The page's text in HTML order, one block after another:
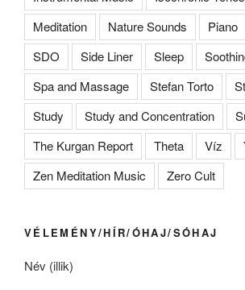
Meditation
Nature Sounds Piano
SDO
Side Liner Sleep
Spa and Massage
Stefan Torto
Study
Study and Concentration
The Kurgan Report
Theta Víz
Zen Meditation Music
Zero Cult
VÉLEMÉNY/HÍR/ÓHAJ/SÓHAJ
Név (illik)